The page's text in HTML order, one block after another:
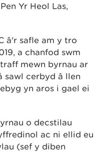
Yr Heol Las,
â'r safle am y tro
a chanfod swm
mewn byrnau ar
sawl cerbyd â llen
yn aros i gael ei
o decstilau
ac ni ellid eu
(sef y diben